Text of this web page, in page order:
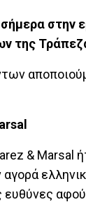
στην
της
& Marsal
αγορά
ευθύνες